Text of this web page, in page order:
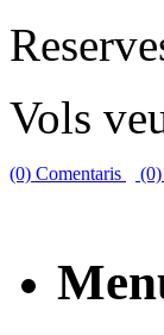
Vols
(0) Comentaris